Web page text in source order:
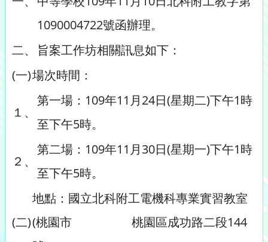
1090004722號函辦理。
二、
旨案工作坊相關訊息如下：
(一)場次時間：
１、
第一場：109年11月24日(星期二)下午1時
至下午5時。
２、
第二場：109年11月30日(星期一)下午1時
至下午5時。
(二)
地點：國立北科附工電機科專業實習教室
(桃園市 桃園區成功路二段144